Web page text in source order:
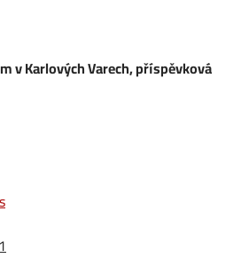
v Karlových Varech, příspěvková